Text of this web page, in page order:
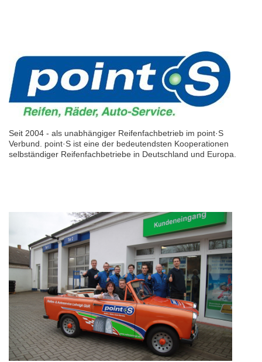
Seit 2004 - als unabhängiger Reifenfachbetrieb im point·S
Verbund. point·S ist eine der bedeutendsten Kooperationen
selbständiger Reifenfachbetriebe in Deutschland und Europa.